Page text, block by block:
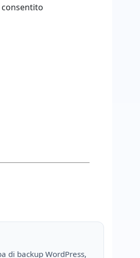
consentito
di backup WordPress,